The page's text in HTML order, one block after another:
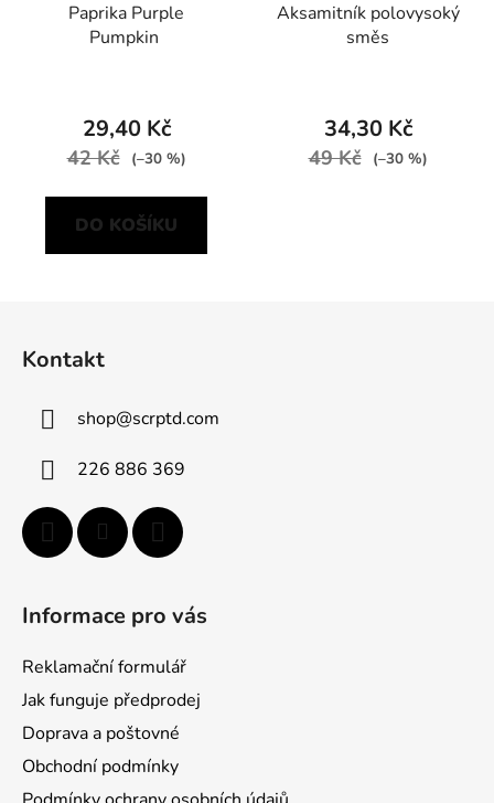
Paprika Purple
Pumpkin
29,40 Kč
42 Kč (–30 %)
DO KOŠÍKU
Aksamitník polovysoký
směs
34,30 Kč
49 Kč (–30 %)
Kontakt
shop@scrptd.com
226 886 369
Informace pro vás
Reklamační formulář
Jak funguje předprodej
Doprava a poštovné
Obchodní podmínky